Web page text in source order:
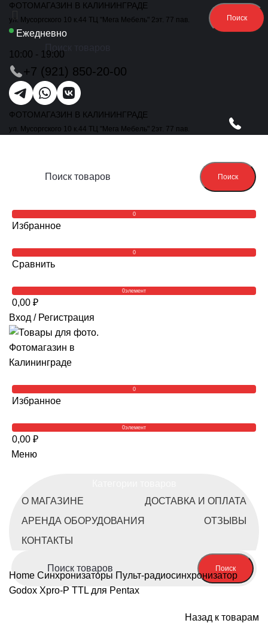
ФОТОМАГАЗИН В КАЛИНИНГРАДЕ
ул. Мусоргского 10 к.44 ТЦ "Мега Мебель" 2эт. 77 пав.
Ежедневно
10:00 - 19:00
+7 (921) 850-20-00
ФОТОМАГАЗИН В КАЛИНИНГРАДЕ
ул. Мусоргского 10 к.44 ТЦ "Мега Мебель" 2эт. 77 пав.
Поиск
0
Избранное
0
Сравнить
0элемент
0,00 ₽
Вход / Регистрация
0
Избранное
0элемент
0,00 ₽
Меню
О МАГАЗИНЕ
ДОСТАВКА И ОПЛАТА
АРЕНДА ОБОРУДОВАНИЯ
ОТЗЫВЫ
КОНТАКТЫ
Поиск
Home Синхронизаторы Пульт-радиосинхронизатор
Godox Xpro-P TTL для Pentax
Назад к товарам
Поиск